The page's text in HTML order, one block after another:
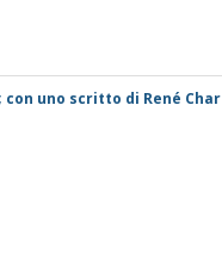
uno scritto di René Char